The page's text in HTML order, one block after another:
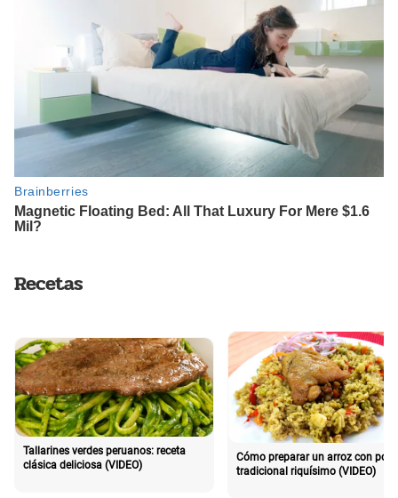
Recetas
Tallarines verdes peruanos: receta
clásica deliciosa (VIDEO)
Cómo preparar un arroz con pollo
tradicional riquísimo (VIDEO)